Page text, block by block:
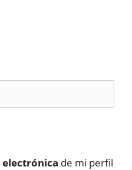
electrónica de mi perfil